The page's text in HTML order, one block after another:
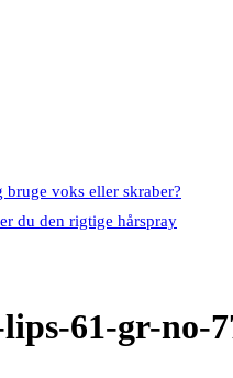
voks eller skraber?
du den rigtige hårspray
61-gr-no-